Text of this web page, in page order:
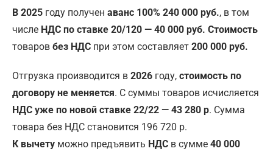
В 2025 году получен аванс 100% 240 000 руб., в том
числе НДС по ставке 20/120 — 40 000 руб. Стоимость
товаров без НДС при этом составляет 200 000 руб.
Отгрузка производится в 2026 году, стоимость по
договору не меняется. С суммы товаров исчисляется
НДС уже по новой ставке 22/22 — 43 280 р. Сумма
товара без НДС становится 196 720 р.
К вычету можно предъявить НДС в сумме 40 000